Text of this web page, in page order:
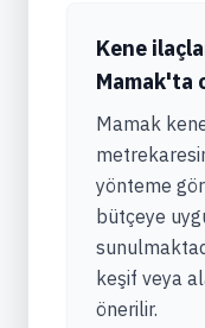
Kene
Mamak'ta
Mamak
yönteme
bütçeye
keşif veya
önerilir.